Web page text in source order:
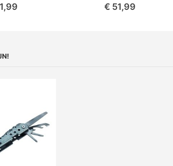
€ 51,99